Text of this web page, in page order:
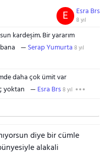
Esra Brs
8 yıl
E
kardeşim. Bir yararım
Serap Yumurta 8 yıl
daha çok ümit var
yoktan
Esra Brs8 yıl
diye bir cümle
alakali